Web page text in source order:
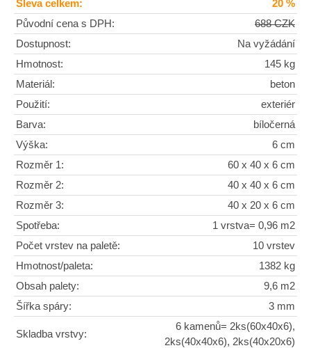
Sleva celkem:
20 %
Původní cena s DPH:
688 CZK
Dostupnost:
Na vyžádání
Hmotnost:
145 kg
Materiál:
beton
Použití:
exteriér
Barva:
bíločerná
Výška:
6 cm
Rozměr 1:
60 x 40 x 6 cm
Rozměr 2:
40 x 40 x 6 cm
Rozměr 3:
40 x 20 x 6 cm
Spotřeba:
1 vrstva= 0,96 m2
Počet vrstev na paletě:
10 vrstev
Hmotnost/paleta:
1382 kg
Obsah palety:
9,6 m2
Šířka spáry:
3 mm
Skladba vrstvy:
6 kamenů= 2ks(60x40x6),
2ks(40x40x6), 2ks(40x20x6)